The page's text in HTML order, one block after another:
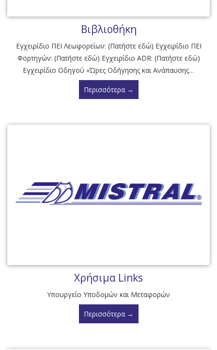
Βιβλιοθήκη
Εγχειρίδιο ΠΕΙ Λεωφορείων: (Πατήστε εδώ) Εγχειρίδιο ΠΕΙ
Φορτηγών: (Πατήστε εδώ) Εγχειρίδιο ADR: (Πατήστε εδώ)
Εγχειρίδιο Οδηγού «Ώρες Οδήγησης και Ανάπαυσης…
Περισσότερα →
Χρήσιμα Links
Υπουργείο Υποδομών και Μεταφορών
Περισσότερα →